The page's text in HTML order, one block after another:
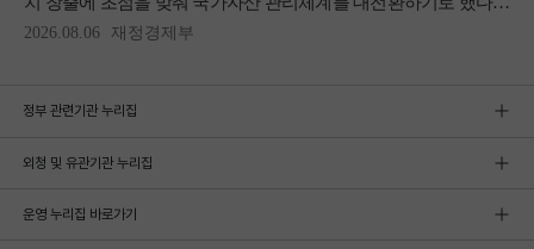
정부 관련기관 누리집
외청 및 유관기관 누리집
운영 누리집 바로가기